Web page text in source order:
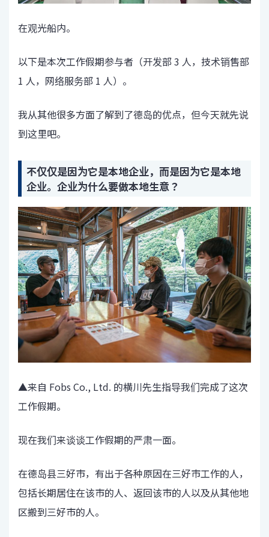
在观光船内。
以下是本次工作假期参与者（开发部 3 人，技术销售部
1 人，网络服务部 1 人）。
我从其他很多方面了解到了德岛的优点，但今天就先说
到这里吧。
不仅仅是因为它是本地企业，而是因为它是本地
企业。企业为什么要做本地生意？
▲来自 Fobs Co., Ltd. 的横川先生指导我们完成了这次
工作假期。
现在我们来谈谈工作假期的严肃一面。
在德岛县三好市，有出于各种原因在三好市工作的人，
包括长期居住在该市的人、返回该市的人以及从其他地
区搬到三好市的人。